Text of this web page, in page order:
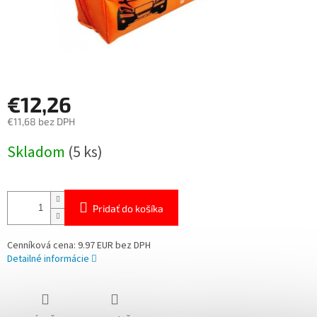
€12,26
€11,68 bez DPH
cena:
Skladom (5 ks)
Pridať do košíka
Cenníková cena: 9.97 EUR bez DPH
Detailné informácie